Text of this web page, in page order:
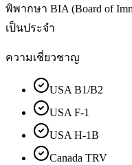
พิพากษา BIA (Board of
เป็นประจำ
ความเชี่ยวชาญ
USA B1/B2
USA F-1
USA H-1B
Canada TRV